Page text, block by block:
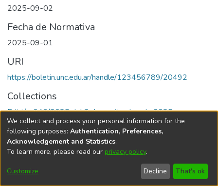
2025-09-02
Fecha de Normativa
2025-09-01
URI
https://boletin.unc.edu.ar/handle/123456789/20492
Collections
Edición 046/2025 del 2 de septiembre de 2025
Universidad Nacional de Córdoba
We collect and process your personal information for the
following purposes: Authentication, Preferences,
Acknowledgement and Statistics.
To learn more, please read our privacy policy.
Customize Decline That's ok